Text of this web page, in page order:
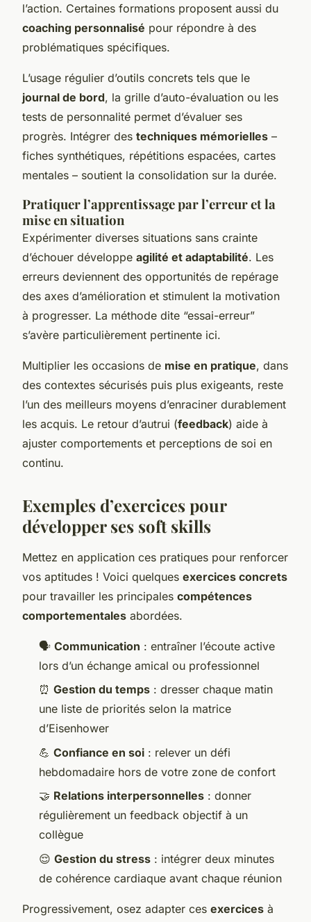
l’action. Certaines formations proposent aussi du
coaching personnalisé pour répondre à des
problématiques spécifiques.
L’usage régulier d’outils concrets tels que le
journal de bord, la grille d’auto-évaluation ou les
tests de personnalité permet d’évaluer ses
progrès. Intégrer des techniques mémorielles –
fiches synthétiques, répétitions espacées, cartes
mentales – soutient la consolidation sur la durée.
Pratiquer l’apprentissage par l’erreur et la
mise en situation
Expérimenter diverses situations sans crainte
d’échouer développe agilité et adaptabilité. Les
erreurs deviennent des opportunités de repérage
des axes d’amélioration et stimulent la motivation
à progresser. La méthode dite “essai-erreur”
s’avère particulièrement pertinente ici.
Multiplier les occasions de mise en pratique, dans
des contextes sécurisés puis plus exigeants, reste
l’un des meilleurs moyens d’enraciner durablement
les acquis. Le retour d’autrui (feedback) aide à
ajuster comportements et perceptions de soi en
continu.
Exemples d’exercices pour
développer ses soft skills
Mettez en application ces pratiques pour renforcer
vos aptitudes ! Voici quelques exercices concrets
pour travailler les principales compétences
comportementales abordées.
🗣️ Communication : entraîner l’écoute active
lors d’un échange amical ou professionnel
⏰ Gestion du temps : dresser chaque matin
une liste de priorités selon la matrice
d’Eisenhower
💪 Confiance en soi : relever un défi
hebdomadaire hors de votre zone de confort
🤝 Relations interpersonnelles : donner
régulièrement un feedback objectif à un
collègue
😌 Gestion du stress : intégrer deux minutes
de cohérence cardiaque avant chaque réunion
Progressivement, osez adapter ces exercices à